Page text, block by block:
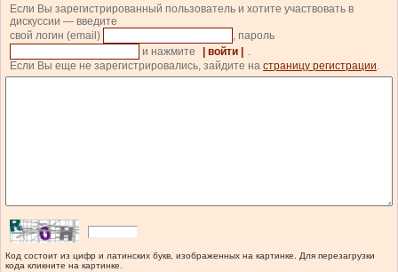
Если Вы зарегистрированный пользователь и хотите участвовать в
дискуссии — введите
свой логин (email)
, пароль
и нажмите
| войти |
.
Если Вы еще не зарегистрировались, зайдите на страницу регистрации.
Код состоит из цифр и латинских букв, изображенных на картинке. Для перезагрузки
кода кликните на картинке.